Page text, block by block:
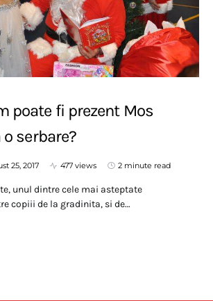
poate fi prezent Mos
serbare?
25, 2017 477 views 2 minute read
unul dintre cele mai asteptate
copiii de la gradinita, si de…